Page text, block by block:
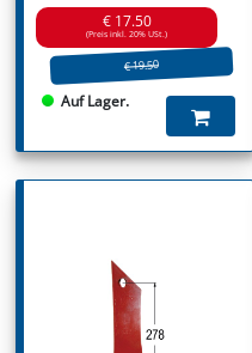
€ 17.50
(Preis inkl. 20% USt.)
€ 19.50
Auf Lager.